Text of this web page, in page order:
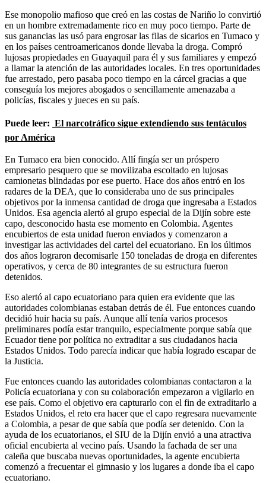
Ese monopolio mafioso que creó en las costas de Nariño lo convirtió
en un hombre extremadamente rico en muy poco tiempo. Parte de
sus ganancias las usó para engrosar las filas de sicarios en Tumaco y
en los países centroamericanos donde llevaba la droga. Compró
lujosas propiedades en Guayaquil para él y sus familiares y empezó
a llamar la atención de las autoridades locales. En tres oportunidades
fue arrestado, pero pasaba poco tiempo en la cárcel gracias a que
conseguía los mejores abogados o sencillamente amenazaba a
policías, fiscales y jueces en su país.
Puede leer: El narcotráfico sigue extendiendo sus tentáculos
por América
En Tumaco era bien conocido. Allí fingía ser un próspero
empresario pesquero que se movilizaba escoltado en lujosas
camionetas blindadas por ese puerto. Hace dos años entró en los
radares de la DEA, que lo consideraba uno de sus principales
objetivos por la inmensa cantidad de droga que ingresaba a Estados
Unidos. Esa agencia alertó al grupo especial de la Dijín sobre este
capo, desconocido hasta ese momento en Colombia. Agentes
encubiertos de esta unidad fueron enviados y comenzaron a
investigar las actividades del cartel del ecuatoriano. En los últimos
dos años lograron decomisarle 150 toneladas de droga en diferentes
operativos, y cerca de 80 integrantes de su estructura fueron
detenidos.
Eso alertó al capo ecuatoriano para quien era evidente que las
autoridades colombianas estaban detrás de él. Fue entonces cuando
decidió huir hacia su país. Aunque allí tenía varios procesos
preliminares podía estar tranquilo, especialmente porque sabía que
Ecuador tiene por política no extraditar a sus ciudadanos hacia
Estados Unidos. Todo parecía indicar que había logrado escapar de
la Justicia.
Fue entonces cuando las autoridades colombianas contactaron a la
Policía ecuatoriana y con su colaboración empezaron a vigilarlo en
ese país. Como el objetivo era capturarlo con el fin de extraditarlo a
Estados Unidos, el reto era hacer que el capo regresara nuevamente
a Colombia, a pesar de que sabía que podía ser detenido. Con la
ayuda de los ecuatorianos, el SIU de la Dijín envió a una atractiva
oficial encubierta al vecino país. Usando la fachada de ser una
caleña que buscaba nuevas oportunidades, la agente encubierta
comenzó a frecuentar el gimnasio y los lugares a donde iba el capo
ecuatoriano.